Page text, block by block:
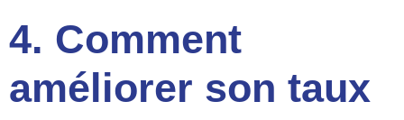
4. Comment
améliorer son taux